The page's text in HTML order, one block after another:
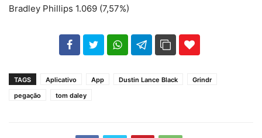
Bradley Phillips 1.069 (7,57%)
102 35
TAGS Aplicativo App Dustin Lance Black
Grindr
pegação
tom daley